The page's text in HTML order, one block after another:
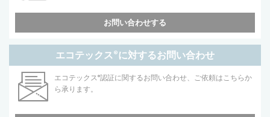
お問い合わせする
エコテックス®に対するお問い合わせ
エコテックス®認証に関するお問い合わせ、ご依頼はこちらか
ら承ります。